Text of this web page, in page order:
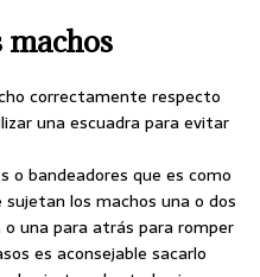
machos
correctamente respecto
una escuadra para evitar
o bandeadores que es como
los machos una o dos
una para atrás para romper
es aconsejable sacarlo